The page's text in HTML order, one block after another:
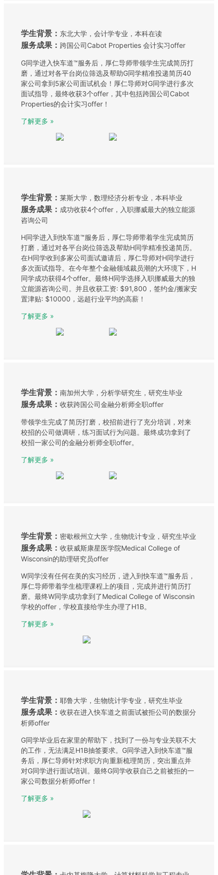
学生背景： 东北大学，会计学专业，本科在读
服务成果： 跨国公司Cabot Properties 会计实习offer
G同学进入快车道™服务后，厚仁导师带领学生完成简历打
磨，通过对各平台岗位筛选及帮助G同学精准投递简历40
家公司拿到5家公司面试机会！厚仁导师对G同学进行多次
面试指导，最终收获3个offer，其中包括跨国公司Cabot
Properties的会计实习offer！
了解更多 »
学生背景： 莱斯大学，数理经济分析专业，本科毕业
服务成果： 成功收获4个offer，入职挪威最大的独立能源
咨询公司
H同学进入到快车道™服务后，厚仁导师带着学生完成简历
打磨，通过对各平台岗位筛选及帮助H同学精准投递简历。
在H同学收到多家公司面试邀请后，厚仁导师对H同学进行
多次面试指导。在今年整个金融领域裁员潮的大环境下，H
同学成功获得4个offer。最终H同学选择入职挪威最大的独
立能源咨询公司。并且收获工资: $91,800，签约金/搬家安
置津贴: $10000，远超行业平均的高薪！
了解更多 »
学生背景： 南加州大学，分析学研究生，研究生毕业
服务成果： 收获跨国公司金融分析师全职offer
带领学生完成了简历打磨，校招前进行了充分培训，对来
校招的公司做调研，练习面试行为问题。最终成功拿到了
校招一家公司的金融分析师全职offer。
了解更多 »
学生背景： 密歇根州立大学，生物统计专业，研究生毕业
服务成果： 收获威斯康星医学院Medical College of
Wisconsin的助理研究员offer
W同学没有任何在美的实习经历，进入到快车道™服务后，
厚仁导师带着学生梳理课程上的项目，完成并进行简历打
磨。最终W同学成功拿到了Medical College of Wisconsin
学校的offer，学校直接给学生办理了H1B。
了解更多 »
学生背景： 耶鲁大学，生物统计学专业，研究生毕业
服务成果： 收获在进入快车道之前面试被拒公司的数据分
析师offer
G同学毕业后在家里的帮助下，找到了一份与专业关联不大
的工作，无法满足H1B抽签要求。G同学进入到快车道™服
务后，厚仁导师针对求职方向重新梳理简历，突出重点并
对G同学进行面试培训。最终G同学收获自己之前被拒的一
家公司数据分析师offer！
了解更多 »